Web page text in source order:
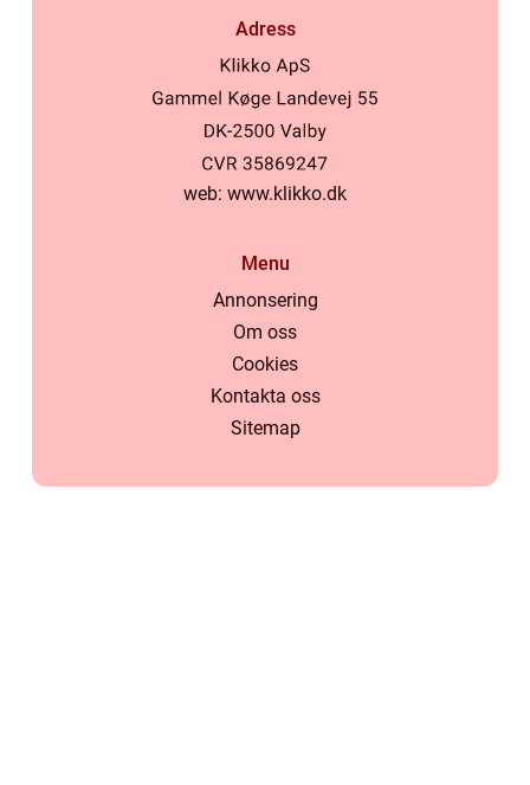
Adress
web: www.klikko.dk
Menu
Annonsering
Om oss
Cookies
Kontakta oss
Sitemap